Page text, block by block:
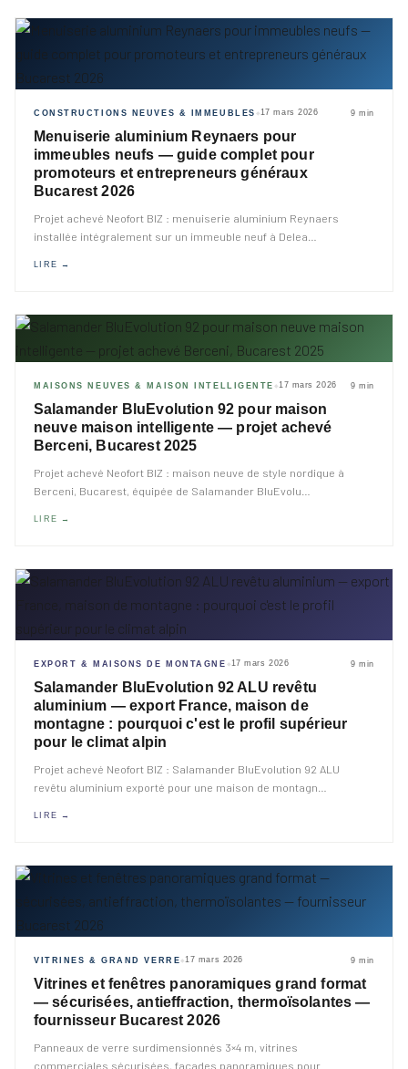
CONSTRUCTIONS NEUVES & IMMEUBLES ◆17 mars 2026 9 min
Menuiserie aluminium Reynaers pour
immeubles neufs — guide complet pour
promoteurs et entrepreneurs généraux
Bucarest 2026
Projet achevé Neofort BIZ : menuiserie aluminium Reynaers
installée intégralement sur un immeuble neuf à Delea
LIRE →
MAISONS NEUVES & MAISON INTELLIGENTE ◆17 mars 2026 9 min
Salamander BluEvolution 92 pour maison
neuve maison intelligente — projet achevé
Berceni, Bucarest 2025
Projet achevé Neofort BIZ : maison neuve de style nordique à
Berceni, Bucarest, équipée de Salamander BluEvolu
LIRE →
EXPORT & MAISONS DE MONTAGNE ◆17 mars 2026 9 min
Salamander BluEvolution 92 ALU revêtu
aluminium — export France, maison de
montagne : pourquoi c'est le profil supérieur
pour le climat alpin
Projet achevé Neofort BIZ : Salamander BluEvolution 92 ALU
revêtu aluminium exporté pour une maison de montagn
LIRE →
VITRINES & GRAND VERRE ◆17 mars 2026 9 min
Vitrines et fenêtres panoramiques grand format
— sécurisées, antieffraction, thermoïsolantes —
fournisseur Bucarest 2026
Panneaux de verre surdimensionnés 3×4 m, vitrines
commerciales sécurisées, façades panoramiques pour